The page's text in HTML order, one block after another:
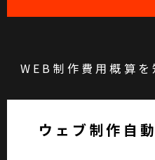
WEB制作費用概算を
ウェブ制作 自